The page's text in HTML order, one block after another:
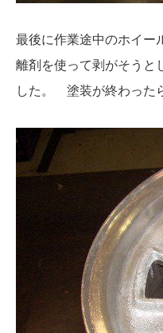
最後に作業途中のホイ
離剤を使って剥がそうと
した。 塗装が終わった